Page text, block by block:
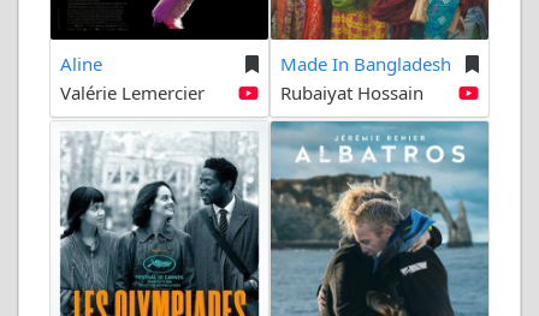
Aline
Valérie Lemercier
Made In Bangladesh
Rubaiyat Hossain